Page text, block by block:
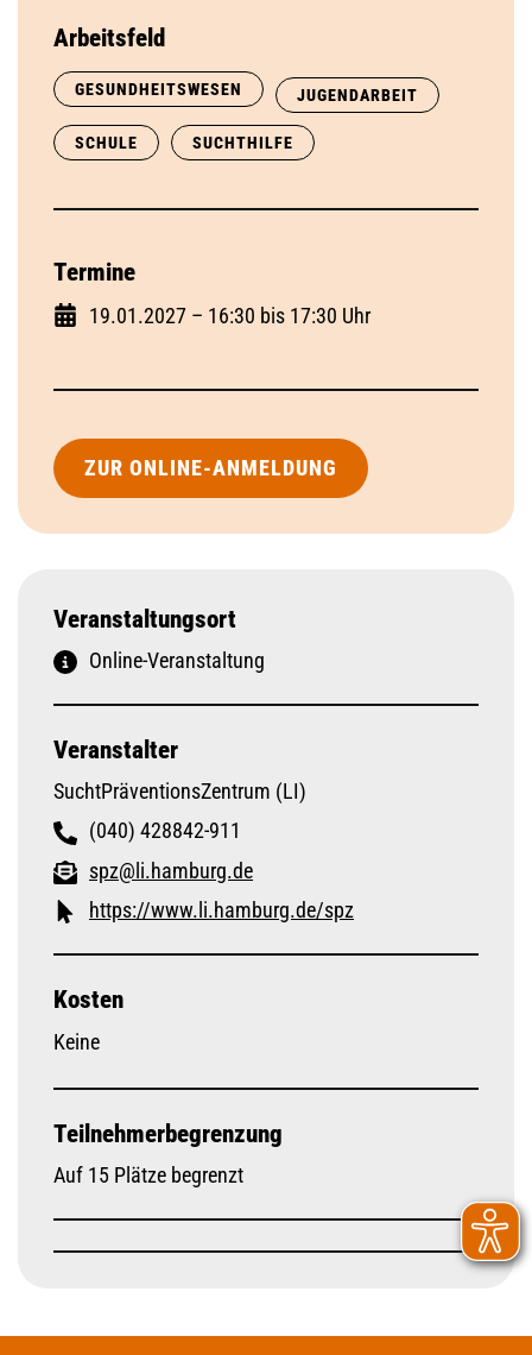
Arbeitsfeld
GESUNDHEITSWESEN JUGENDARBEIT
SCHULE SUCHTHILFE
Termine
19.01.2027 – 16:30 bis 17:30 Uhr
ZUR ONLINE-ANMELDUNG
Veranstaltungsort
Online-Veranstaltung
Veranstalter
SuchtPräventionsZentrum (LI)
(040) 428842-911
spz@li.hamburg.de
https://www.li.hamburg.de/spz
Kosten
Keine
Teilnehmerbegrenzung
Auf 15 Plätze begrenzt